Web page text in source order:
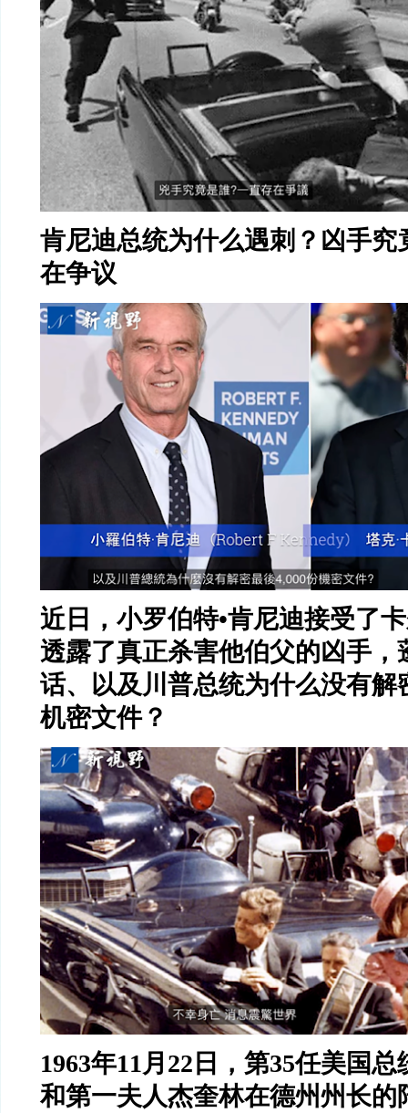
肯尼迪总统为什么遇刺？凶手究
在争议
近日，小罗伯特•肯尼迪接受了
透露了真正杀害他伯父的凶手，
话、以及川普总统为什么没有解
机密文件？
1963年11月 22 日，第35任美国总
和第一夫人杰奎林在德州州长的